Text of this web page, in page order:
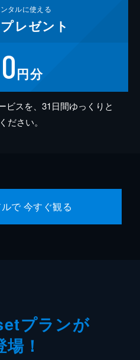
タルに使える
プレゼント
円分
ビスを、31日間ゆっくりと
ださい。
で 今すぐ観る
プランが
！